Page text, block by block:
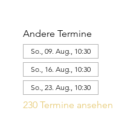
Andere Termine
So., 09. Aug., 10:30
So., 16. Aug., 10:30
So., 23. Aug., 10:30
230 Termine ansehen